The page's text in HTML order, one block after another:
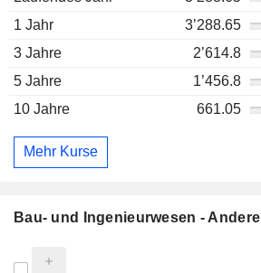
1 Jahr
3’288.65
3 Jahre
2’614.8
5 Jahre
1’456.8
10 Jahre
661.05
Mehr Kurse
Bau- und Ingenieurwesen - Andere